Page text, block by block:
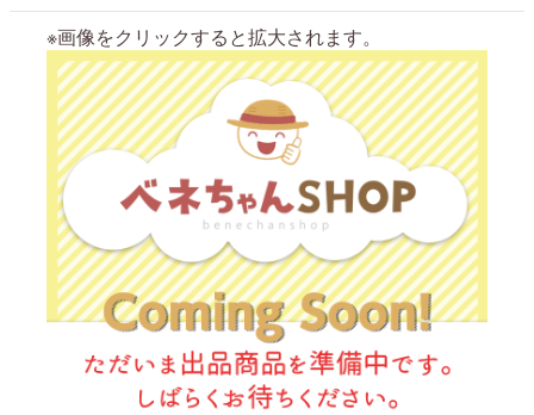
※画像をクリックすると拡大されます。